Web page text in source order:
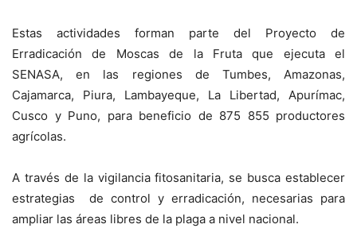
Estas actividades forman parte del Proyecto de
Erradicación de Moscas de la Fruta que ejecuta el
SENASA, en las regiones de Tumbes, Amazonas,
Cajamarca, Piura, Lambayeque, La Libertad, Apurímac,
Cusco y Puno, para beneficio de 875 855 productores
agrícolas.
A través de la vigilancia fitosanitaria, se busca establecer
estrategias de control y erradicación, necesarias para
ampliar las áreas libres de la plaga a nivel nacional.